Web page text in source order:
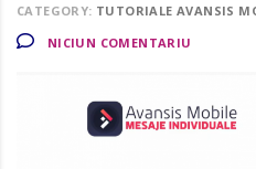
CATEGORY: TUTORIALE AVANSIS
NICIUN COMENTARIU